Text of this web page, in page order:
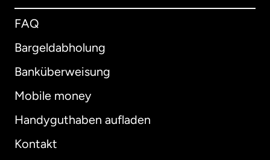
FAQ
Bargeldabholung
Banküberweisung
Mobile money
Handyguthaben aufladen
Kontakt